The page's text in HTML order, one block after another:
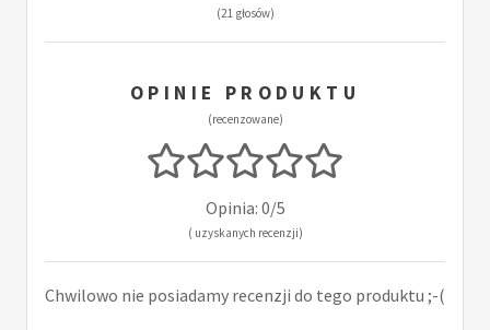
(21 głosów)
OPINIE PRODUKTU
(recenzowane)
Opinia: 0/5
( uzyskanych recenzji)
Chwilowo nie posiadamy recenzji do tego produktu ;-(